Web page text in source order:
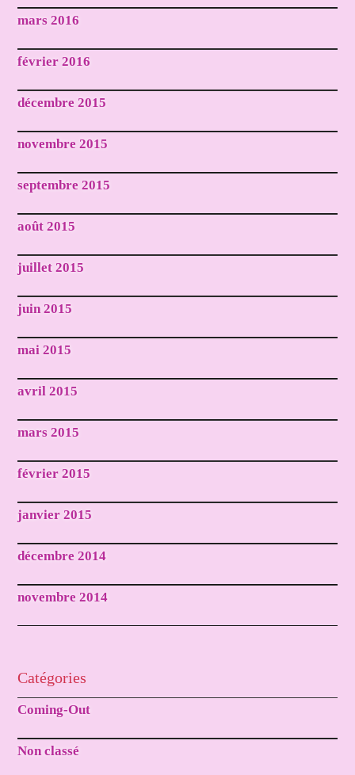
mars 2016
février 2016
décembre 2015
novembre 2015
septembre 2015
août 2015
juillet 2015
juin 2015
mai 2015
avril 2015
mars 2015
février 2015
janvier 2015
décembre 2014
novembre 2014
Catégories
Coming-Out
Non classé